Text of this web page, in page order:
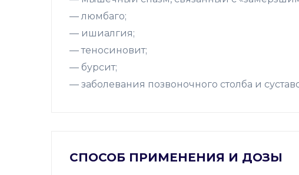
— люмбаго;
— ишиалгия;
— теносиновит;
— бурсит;
— заболевания позвоночного столба и
СПОСОБ ПРИМЕНЕНИЯ И ДОЗЫ